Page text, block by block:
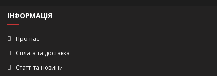
ІНФОРМАЦІЯ
Про нас
Сплата та доставка
Статті та новини